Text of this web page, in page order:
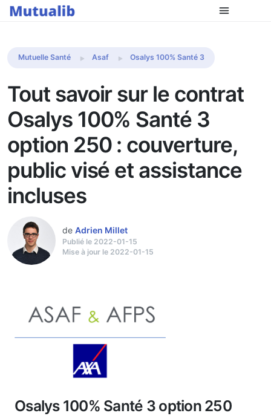
Comparer les mutuelles
Mutuelle Santé Asaf Osalys 100% Santé 3
Tout savoir sur le contrat
Osalys 100% Santé 3
option 250 : couverture,
public visé et assistance
incluses
de Adrien Millet
Publié le 2022-01-15
Mise à jour le 2022-01-15
Osalys 100% Santé 3 option 250